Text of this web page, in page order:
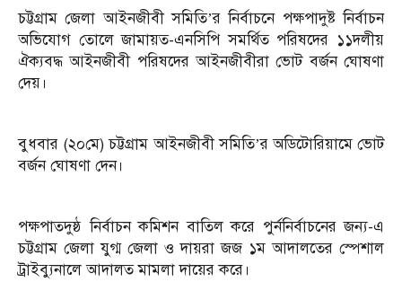
চট্টগ্রাম জেলা আইনজীবী সমিতি’র নির্বাচনে পক্ষপাদুষ্ট নির্বাচন
অভিযোগ তোলে জামায়ত-এনসিপি সমর্থিত পরিষদের ১১দলীয়
ঐক্যবদ্ধ আইনজীবী পরিষদের আইনজীবীরা ভোট বর্জন ঘোষণা
দেয়।
বুধবার (২০মে) চট্টগ্রাম আইনজীবী সমিতি’র অডিটোরিয়ামে ভোট
বর্জন ঘোষণা দেন।
পক্ষপাতদুষ্ঠ নির্বাচন কমিশন বাতিল করে পুর্ননির্বাচনের জন্য-এ
চট্টগ্রাম জেলা যুগ্ম জেলা ও দায়রা জজ ১ম আদালতের স্পেশাল
ট্রাইব্যুনালে আদালত মামলা দায়ের করে।